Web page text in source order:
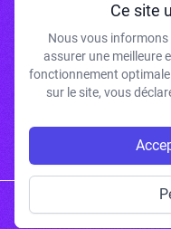
J'accepte de recevoir vos
votre politique de
Copyright © 2026 |
Ce site
Nous vous informons
assurer une meilleure
fonctionnement
sur le site, vous